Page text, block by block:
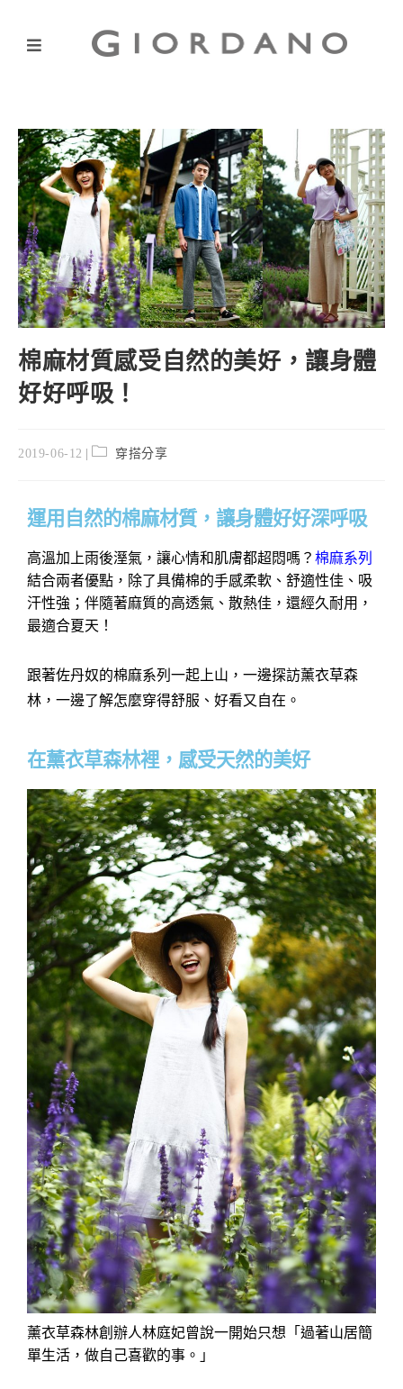
棉麻材質感受自然的美好，讓身體
好好呼吸！
2019-06-12 穿搭分享
運用自然的棉麻材質，讓身體好好深呼吸
高溫加上雨後溼氣，讓心情和肌膚都超悶嗎？ 棉麻系列
結合兩者優點，除了具備棉的手感柔軟、舒適性佳、吸
汗性強；伴隨著麻質的高透氣、散熱佳，還經久耐用，
最適合夏天！
跟著佐丹奴的棉麻系列一起上山，一邊探訪薰衣草森
林，一邊了解怎麼穿得舒服、好看又自在。
在薰衣草森林裡，感受天然的美好
薰衣草森林創辦人林庭妃曾說一開始只想「過著山居簡
單生活，做自己喜歡的事。」